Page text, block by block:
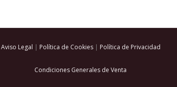
Aviso Legal | Política de Cookies| Política de Privacidad
Condiciones Generales de Venta